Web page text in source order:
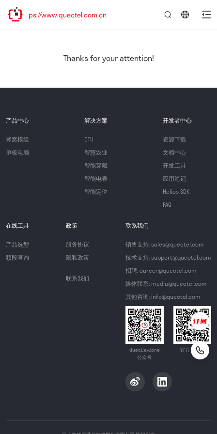
址：https://www.quectel.com.cn
Thanks for your attention!
产品中心
蜂窝模组
单板电脑
解决方案
DTU
智慧农业
智能穿戴
智能电表
智能定位
开发者中心
资源下载
文档中心
开发工具
应用笔记
Helios SDK
FAQ
在线工具
产品选型
频段查询
政策
服务协议
隐私政策
联系我们
联系我们
销售支持: sales@quectel.com
技术支持: support@quectel.com
招聘: career@quectel.com
媒体联系: media@quectel.com
其他咨询: info@quectel.com
QuecDevZone
公众号
官方公众号